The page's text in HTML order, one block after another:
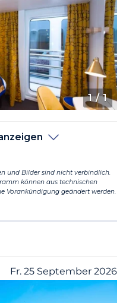
1/ 1
und Bilder sind nicht verbindlich.
können aus technischen
Vorankündigung geändert werden.
Fr. 25 September 2026